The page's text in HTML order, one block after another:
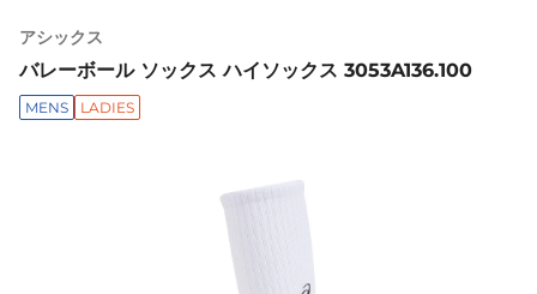
アシックス
バレーボール ソックス ハイソックス 3053A136.100
MENS LADIES